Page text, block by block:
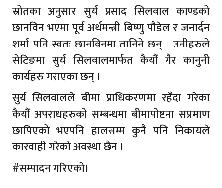
स्रोतका अनुसार सुर्य प्रसाद सिलवाल काण्डको
छानविन भएमा पूर्व अर्थमन्त्री बिष्णु पौडेल र जनार्दन
शर्मा पनि स्वतः छानविनमा तानिने छन् । उनीहरुले
सेटिङमा सुर्य सिलवालमार्फत कैयौं गैर कानुनी
कार्यहरु गराएका छन् ।
सुर्य सिलवालले बीमा प्राधिकरणमा रहँदा गरेका
कैयौं अपराधहरुको सम्बन्धमा बीमापोष्टमा सप्रमाण
छापिएको भएपनि हालसम्म कुनै पनि निकायले
कारवाही गरेको अवस्था छैन ।
#सम्पादन गरिएकाे।